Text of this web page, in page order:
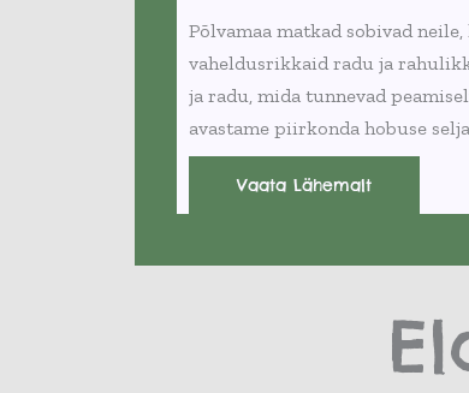
Põlvamaa matkad sobivad
vaheldusrikkaid radu ja
ja radu, mida tunnevad
avastame piirkonda hobuse
Vaata Lähemalt